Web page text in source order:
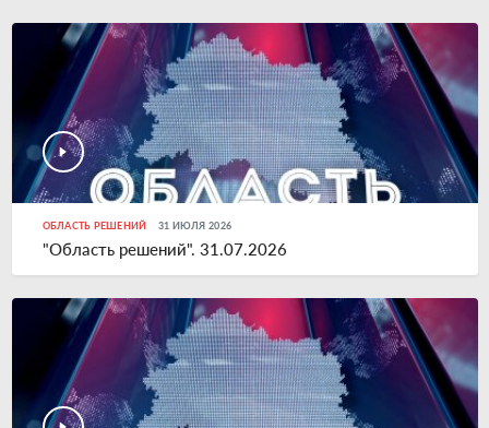
ОБЛАСТЬ РЕШЕНИЙ 31 ИЮЛЯ 2026
"Область решений". 31.07.2026